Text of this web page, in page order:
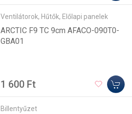
Ventilátorok, Hűtők, Előlapi panelek
ARCTIC F9 TC 9cm AFACO-090T0-
GBA01
1 600 Ft
Billentyűzet